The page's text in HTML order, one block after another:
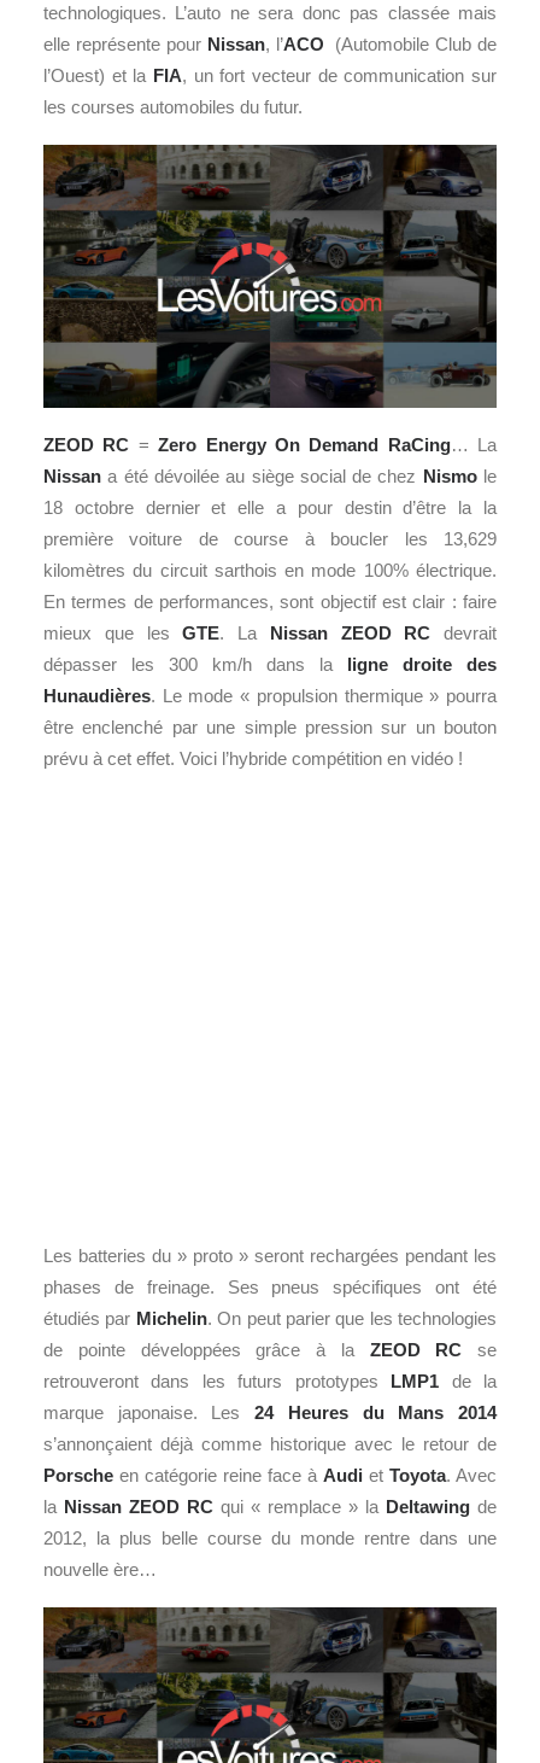
technologiques. L’auto ne sera donc pas classée mais
elle représente pour Nissan, l’ACO (Automobile Club de
l’Ouest) et la FIA, un fort vecteur de communication sur
les courses automobiles du futur.
ZEOD RC =Zero Energy On Demand RaCing… La
Nissan a été dévoilée au siège social de chez Nismole
18 octobre dernier et elle a pour destin d’être la la
première voiture de course à boucler les 13,629
kilomètres du circuit sarthois en mode 100% électrique.
En termes de performances, sont objectif est clair : faire
mieux que lesGTE. La Nissan ZEOD RC devrait
dépasser les 300 km/h dans la ligne droite des
Hunaudières. Le mode « propulsion thermique » pourra
être enclenché par une simple pression sur un bouton
prévu à cet effet. Voici l’hybride compétition en vidéo !
Les batteries du » proto » seront rechargées pendant les
phases de freinage. Ses pneus spécifiques ont été
étudiés par Michelin. On peut parier que les technologies
de pointe développées grâce à la ZEOD RC se
retrouveront dans les futurs prototypes LMP1 de la
marque japonaise. Les24 Heures du Mans 2014
s’annonçaient déjà comme historique avec le retour de
Porsche en catégorie reine face à Audi et Toyota. Avec
la Nissan ZEOD RC qui « remplace » la Deltawing de
2012, la plus belle course du monde rentre dans une
nouvelle ère…